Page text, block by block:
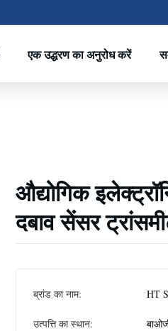
एक उद्धरण का अनुरोध करें
औद्योगिक
दबाव सेंसर
ब्रांड का नाम: HT
उत्पत्ति का स्थान: